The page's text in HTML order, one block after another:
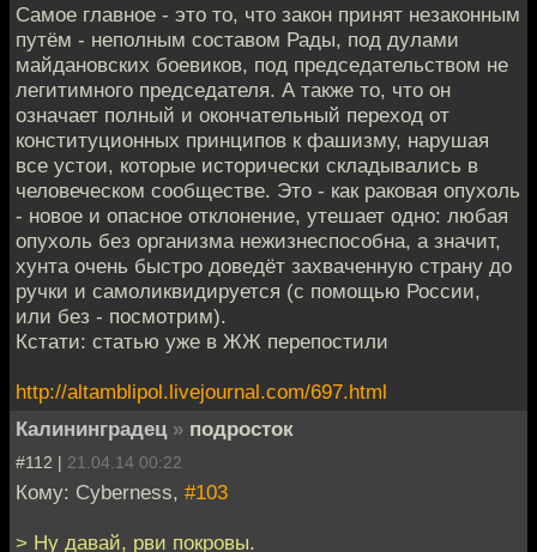
Самое главное - это то, что закон принят незаконным
путём - неполным составом Рады, под дулами
майдановских боевиков, под председательством не
легитимного председателя. А также то, что он
означает полный и окончательный переход от
конституционных принципов к фашизму, нарушая
все устои, которые исторически складывались в
человеческом сообществе. Это - как раковая опухоль
- новое и опасное отклонение, утешает одно: любая
опухоль без организма нежизнеспособна, а значит,
хунта очень быстро доведёт захваченную страну до
ручки и самоликвидируется (с помощью России,
или без - посмотрим).
Кстати: статью уже в ЖЖ перепостили
http://altamblipol.livejournal.com/697.html
Калининградец » подросток
#112 | 21.04.14 00:22
Кому: Cyberness, #103
> Ну давай, рви покровы.